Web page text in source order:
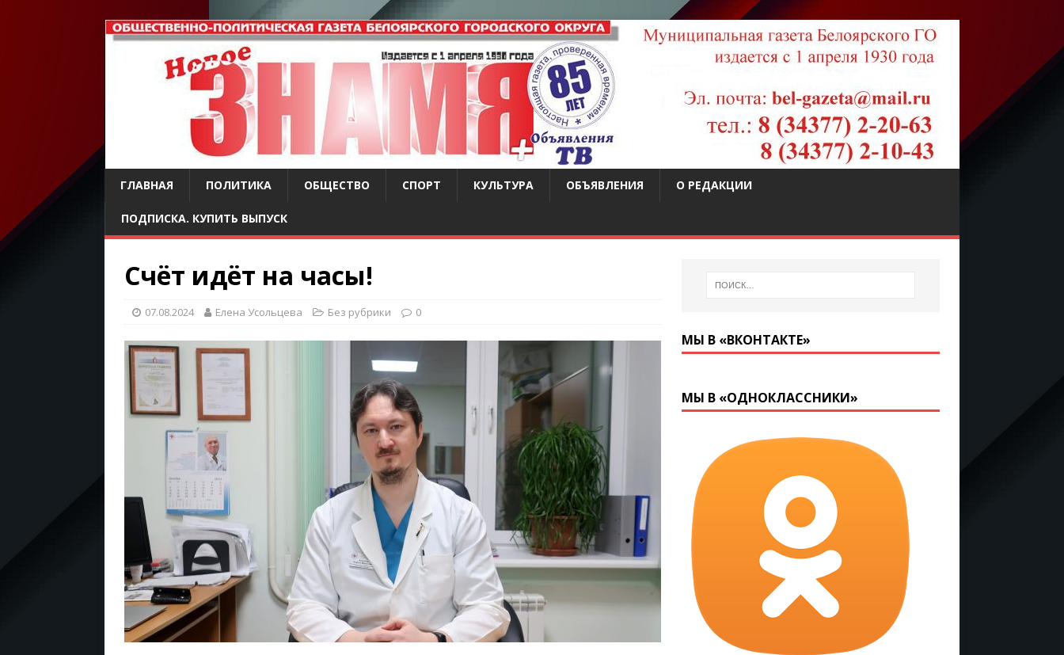
ГЛАВНАЯ ПОЛИТИКА ОБЩЕСТВО СПОРТ КУЛЬТУРА ОБЪЯВЛЕНИЯ О РЕДАКЦИИ
ПОДПИСКА. КУПИТЬ ВЫПУСК
Счёт идёт на часы!
07.08.2024 Елена Усольцева Без рубрики 0
МЫ В «ВКОНТАКТЕ»
МЫ В «ОДНОКЛАССНИКИ»